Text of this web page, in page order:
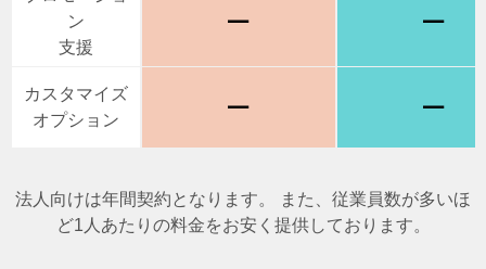
ン
支援
カスタマイズ
オプション
法人向けは年間契約となります。 また、従業員数が多いほ
ど1人あたりの料金をお安く提供しております。